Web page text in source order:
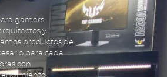
gamers,
y
productos de
para cada
con